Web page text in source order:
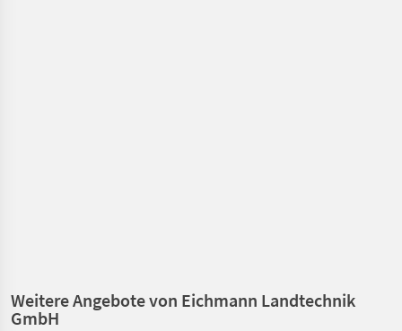
Weitere Angebote von Eichmann Landtechnik
GmbH